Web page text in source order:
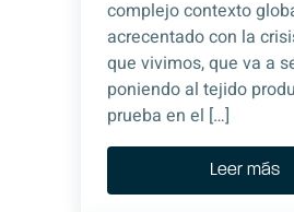
complejo contexto
acrecentado con la
que vivimos, que va a
poniendo al tejido
prueba en el […]
Leer más